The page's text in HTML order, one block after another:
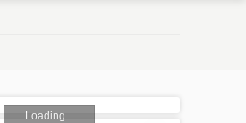
Loading...